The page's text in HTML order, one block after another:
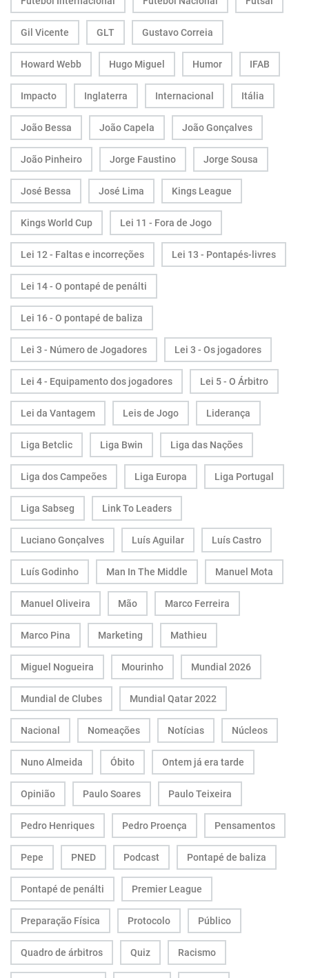
Gil Vicente GLT Gustavo Correia
Howard Webb Hugo Miguel Humor IFAB
Impacto Inglaterra Internacional Itália
João Bessa João Capela João Gonçalves
João Pinheiro Jorge Faustino Jorge Sousa
José Bessa José Lima Kings League
Kings World Cup Lei 11 - Fora de Jogo
Lei 12 - Faltas e incorreções Lei 13 - Pontapés-livres
Lei 14 - O pontapé de penálti
Lei 16 - O pontapé de baliza
Lei 3 - Número de Jogadores Lei 3 - Os jogadores
Lei 4 - Equipamento dos jogadores Lei 5 - O Árbitro
Lei da Vantagem Leis de Jogo Liderança
Liga Betclic Liga Bwin Liga das Nações
Liga dos Campeões Liga Europa Liga Portugal
Liga Sabseg Link To Leaders
Luciano Gonçalves Luís Aguilar Luís Castro
Luís Godinho Man In The Middle Manuel Mota
Manuel Oliveira Mão Marco Ferreira
Marco Pina Marketing Mathieu
Miguel Nogueira Mourinho Mundial 2026
Mundial de Clubes Mundial Qatar 2022
Nacional Nomeações Notícias Núcleos
Nuno Almeida Óbito Ontem já era tarde
Opinião Paulo Soares Paulo Teixeira
Pedro Henriques Pedro Proença Pensamentos
Pepe PNED Podcast Pontapé de baliza
Pontapé de penálti Premier League
Preparação Física Protocolo Público
Quadro de árbitros Quiz Racismo